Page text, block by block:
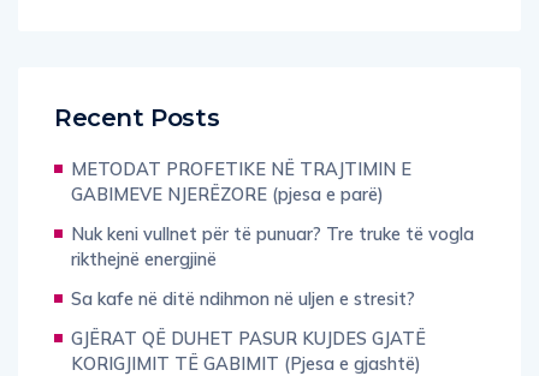
Recent Posts
METODAT PROFETIKE NË TRAJTIMIN E
GABIMEVE NJERËZORE (pjesa e parë)
Nuk keni vullnet për të punuar? Tre truke të vogla
rikthejnë energjinë
Sa kafe në ditë ndihmon në uljen e stresit?
GJËRAT QË DUHET PASUR KUJDES GJATË
KORIGJIMIT TË GABIMIT (Pjesa e gjashtë)